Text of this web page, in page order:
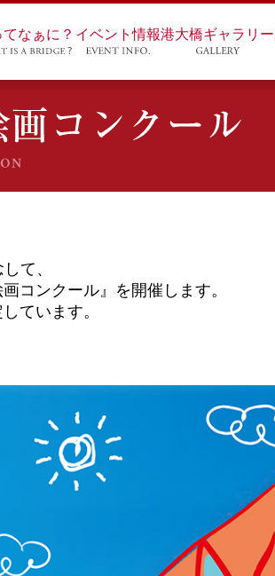
なぁに？ イベント情報港大橋ギャラリー
て、
コンクール』を開催します。
ています。